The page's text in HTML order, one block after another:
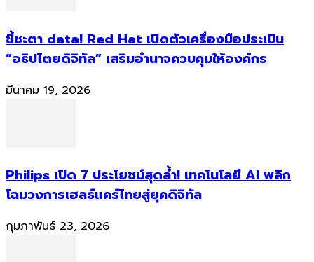
ชี้ชะตา data! Red Hat เปิดตัวเครื่องมือประเมิน
“อธิปไตยดิจิทัล” เสริมอำนาจควบคุมให้องค์กร
มีนาคม 19, 2026
Philips เปิด 7 ประโยชน์สุดล้ำ! เทคโนโลยี AI พลิก
โฉมวงการเฮลธ์แคร์ไทยสู่ยุคดิจิทัล
กุมภาพันธ์ 23, 2026